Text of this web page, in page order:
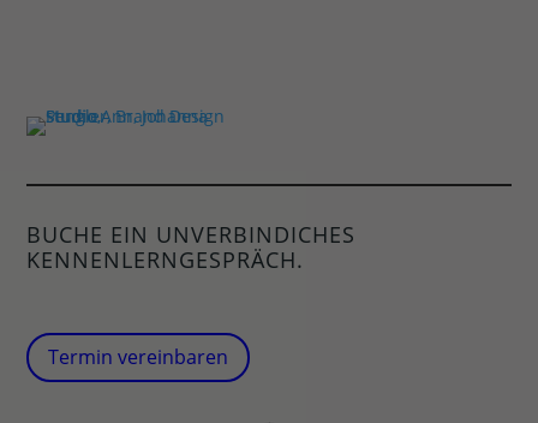
BUCHE EIN UNVERBINDICHES
KENNENLERNGESPRÄCH.
Termin vereinbaren